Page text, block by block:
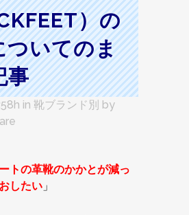
）の
ついてのま
事
in 靴ブランド別 by
トの革靴のかかとが減っ
したい 」